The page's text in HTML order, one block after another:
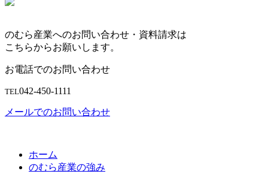
のむら産業へのお問い合わせ・資料請求は
こちらからお願いします。
お電話でのお問い合わせ
TEL042-450-1111
メールでのお問い合わせ
ホーム
のむら産業の強み